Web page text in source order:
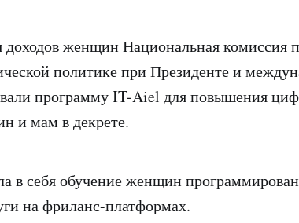
женщин Национальная комиссия
политике при Президенте и
программу IT-Aiel для повышения
и мам в декрете.
в себя обучение женщин
на фриланс-платформах.